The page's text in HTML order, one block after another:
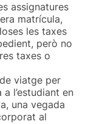
assignatures
matrícula,
les taxes
però no
taxes o
viatge per
l’estudiant en
una vegada
al